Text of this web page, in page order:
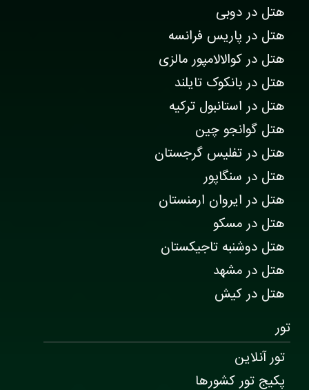
هتل در دوبی
هتل در پاریس فرانسه
هتل در کوالالامپور مالزی
هتل در بانکوک تایلند
هتل در استانبول ترکیه
هتل گوانجو چین
هتل در تفلیس گرجستان
هتل در سنگاپور
هتل در ایروان ارمنستان
هتل در مسکو
هتل دوشنبه تاجیکستان
هتل در مشهد
هتل در کیش
تور
تور آنلاین
پکیج تور کشورها